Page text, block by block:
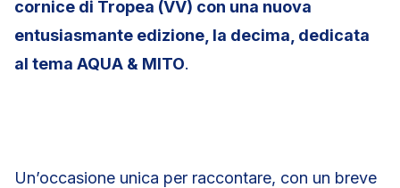
cornice di Tropea (VV) con una nuova
entusiasmante edizione, la decima, dedicata
al tema AQUA & MITO.
Un’occasione unica per raccontare, con un breve